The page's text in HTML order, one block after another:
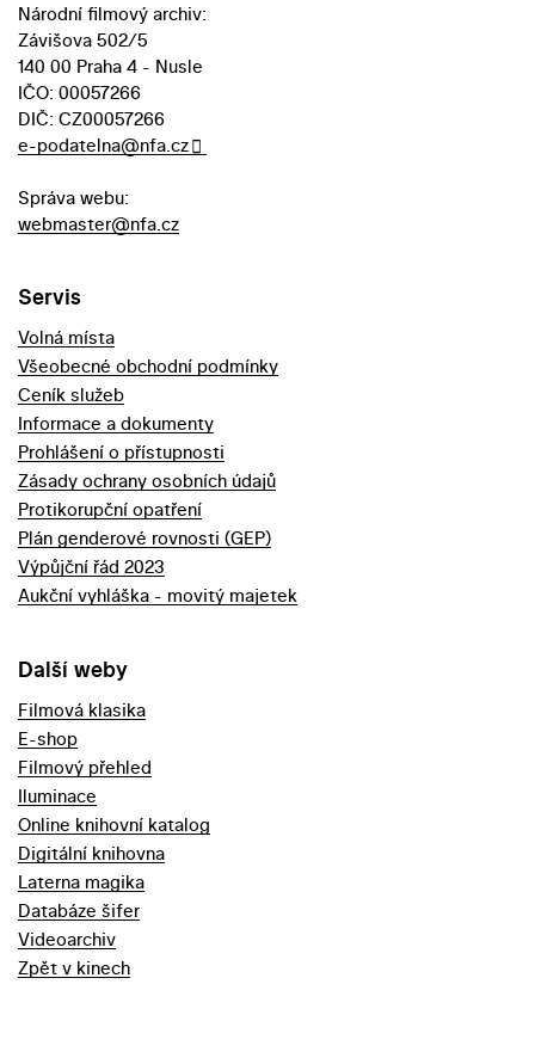
Národní filmový archiv:
Závišova 502/5
140 00 Praha 4 - Nusle
IČO: 00057266
DIČ: CZ00057266
e-podatelna@nfa.cz
Správa webu:
webmaster@nfa.cz
Servis
Volná místa
Všeobecné obchodní podmínky
Ceník služeb
Informace a dokumenty
Prohlášení o přístupnosti
Zásady ochrany osobních údajů
Protikorupční opatření
Plán genderové rovnosti (GEP)
Výpůjční řád 2023
Aukční vyhláška - movitý majetek
Další weby
Filmová klasika
E-shop
Filmový přehled
Iluminace
Online knihovní katalog
Digitální knihovna
Laterna magika
Databáze šifer
Videoarchiv
Zpět v kinech